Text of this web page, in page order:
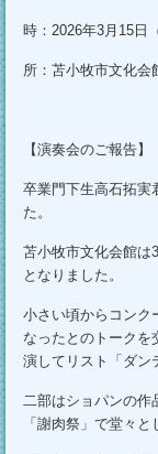
ッ
時：2026年3月15日
所：苫小牧市文化会
【演奏会のご報告】
卒業門下生高石拓実
た。
苫小牧市文化会館は
となりました。
小さい頃からコンク
なったとのトークを
演してリスト「ダン
二部はショパンの作
「謝肉祭」で堂々